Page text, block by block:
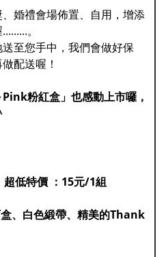
婚禮會場佈置、自用，增添
。
送至您手中，我們會做好保
配送喔！
粉紅盒」也感動上市囉，
低特價 ：15元/1組
、白色緞帶、精美的Thank